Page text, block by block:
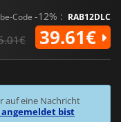
Code -12% : RAB12DLC
39.61€
auf eine Nachricht
bist